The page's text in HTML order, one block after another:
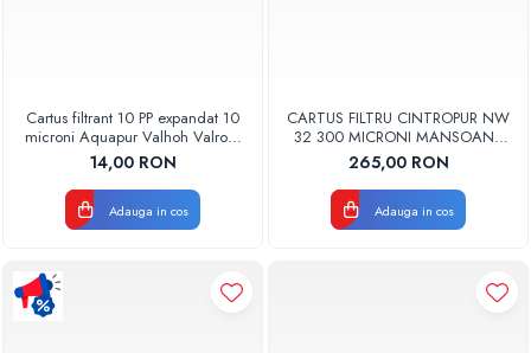
Cartus filtrant 10 PP expandat 10
microni Aquapur Valhoh Valrom
AQUA07100110020
14,00 RON
Adauga in cos
CARTUS FILTRU CINTROPUR NW
32 300 MICRONI MANSOANE
FILTRARE SET 5BUC
265,00 RON
Adauga in cos